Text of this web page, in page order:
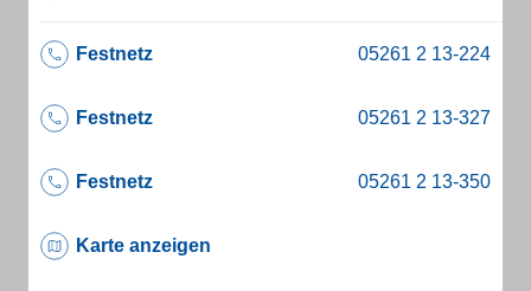
Festnetz
Festnetz
Festnetz
Karte anzeigen